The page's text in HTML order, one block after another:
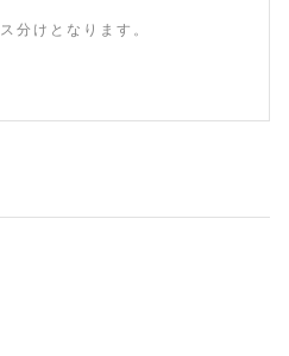
分けとなります。